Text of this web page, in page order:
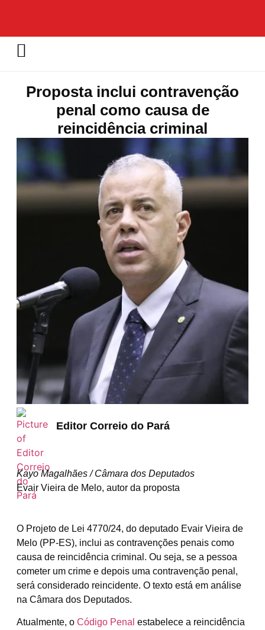
Proposta inclui contravenção
penal como causa de
reincidência criminal
Editor Correio do Pará
Kayo Magalhães / Câmara dos Deputados
Evair Vieira de Melo, autor da proposta
O Projeto de Lei 4770/24, do deputado Evair Vieira de
Melo (PP-ES), inclui as contravenções penais como
causa de reincidência criminal. Ou seja, se a pessoa
cometer um crime e depois uma contravenção penal,
será considerado reincidente. O texto está em análise
na Câmara dos Deputados.
Atualmente, o Código Penal estabelece a reincidência